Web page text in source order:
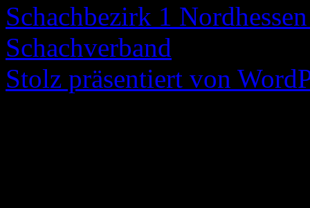
Schachbezirk 1
Schachverband
Stolz präsentiert von